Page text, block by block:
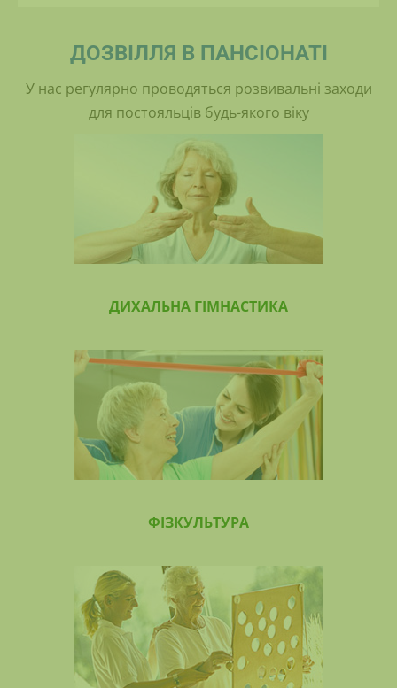
ДОЗВІЛЛЯ В ПАНСІОНАТІ
У нас регулярно проводяться розвивальні заходи
для постояльців будь-якого віку
ДИХАЛЬНА ГІМНАСТИКА
ФІЗКУЛЬТУРА